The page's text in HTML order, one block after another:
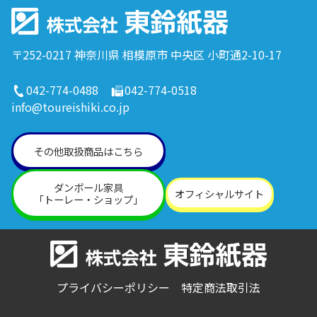
〒252-0217 神奈川県 相模原市 中央区 小町通2-10-17
042-774-0488
042-774-0518
info@toureishiki.co.jp
その他取扱商品はこちら
ダンボール家具
「トーレー・ショップ」
オフィシャルサイト
プライバシーポリシー 特定商法取引法